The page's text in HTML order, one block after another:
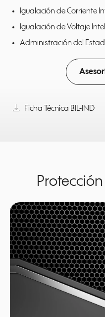
Igualación de Corriente
Igualación de Voltaje
Administración del
download Ficha Técnica BIL-IND